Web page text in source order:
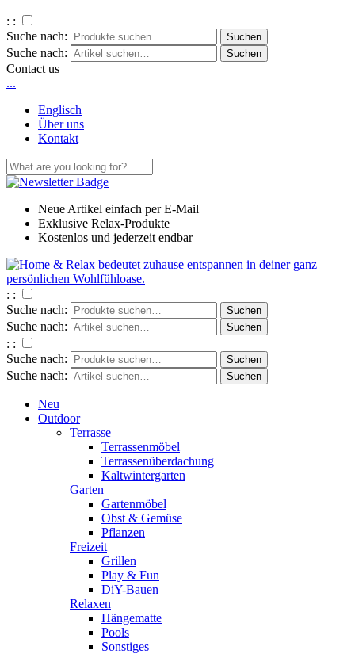
: :
Suche nach:
Suche nach:
Contact us
...
Englisch
Über uns
Kontakt
Neue Artikel einfach per E-Mail
Exklusive Relax-Produkte
Kostenlos und jederzeit endbar
: :
Suche nach:
Suche nach:
: :
Suche nach:
Suche nach:
Neu
Outdoor
Terrasse
Terrassenmöbel
Terrassenüberdachung
Kaltwintergarten
Garten
Gartenmöbel
Obst & Gemüse
Pflanzen
Freizeit
Grillen
Play & Fun
DiY-Bauen
Relaxen
Hängematte
Pools
Sonstiges